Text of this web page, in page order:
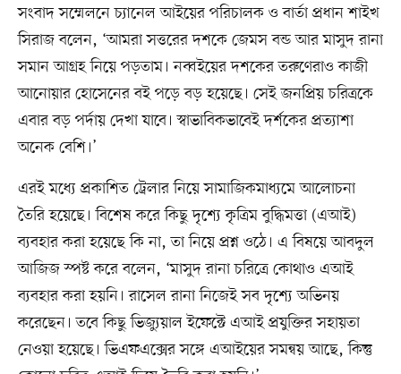
সংবাদ সম্মেলনে চ্যানেল আইয়ের পরিচালক ও বার্তা প্রধান শাইখ
সিরাজ বলেন, ‘আমরা সত্তরের দশকে জেমস বন্ড আর মাসুদ রানা
সমান আগ্রহ নিয়ে পড়তাম। নব্বইয়ের দশকের তরুণেরাও কাজী
আনোয়ার হোসেনের বই পড়ে বড় হয়েছে। সেই জনপ্রিয় চরিত্রকে
এবার বড় পর্দায় দেখা যাবে। স্বাভাবিকভাবেই দর্শকের প্রত্যাশা
অনেক বেশি।’
এরই মধ্যে প্রকাশিত ট্রেলার নিয়ে সামাজিকমাধ্যমে আলোচনা
তৈরি হয়েছে। বিশেষ করে কিছু দৃশ্যে কৃত্রিম বুদ্ধিমত্তা (এআই)
ব্যবহার করা হয়েছে কি না, তা নিয়ে প্রশ্ন ওঠে। এ বিষয়ে আবদুল
আজিজ স্পষ্ট করে বলেন, ‘মাসুদ রানা চরিত্রে কোথাও এআই
ব্যবহার করা হয়নি। রাসেল রানা নিজেই সব দৃশ্যে অভিনয়
করেছেন। তবে কিছু ভিজ্যুয়াল ইফেক্টে এআই প্রযুক্তির সহায়তা
নেওয়া হয়েছে। ভিএফএক্সের সঙ্গে এআইয়ের সমন্বয় আছে, কিন্তু